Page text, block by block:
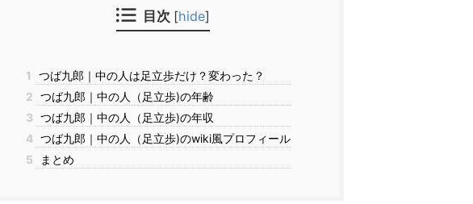
目次 [hide]
1
つば九郎｜中の人は足立歩だけ？変わった？
2 つば九郎｜中の人（足立歩)の年齢
3 つば九郎｜中の人（足立歩)の年収
4 つば九郎｜中の人（足立歩)のwiki風プロフィール
5
まとめ